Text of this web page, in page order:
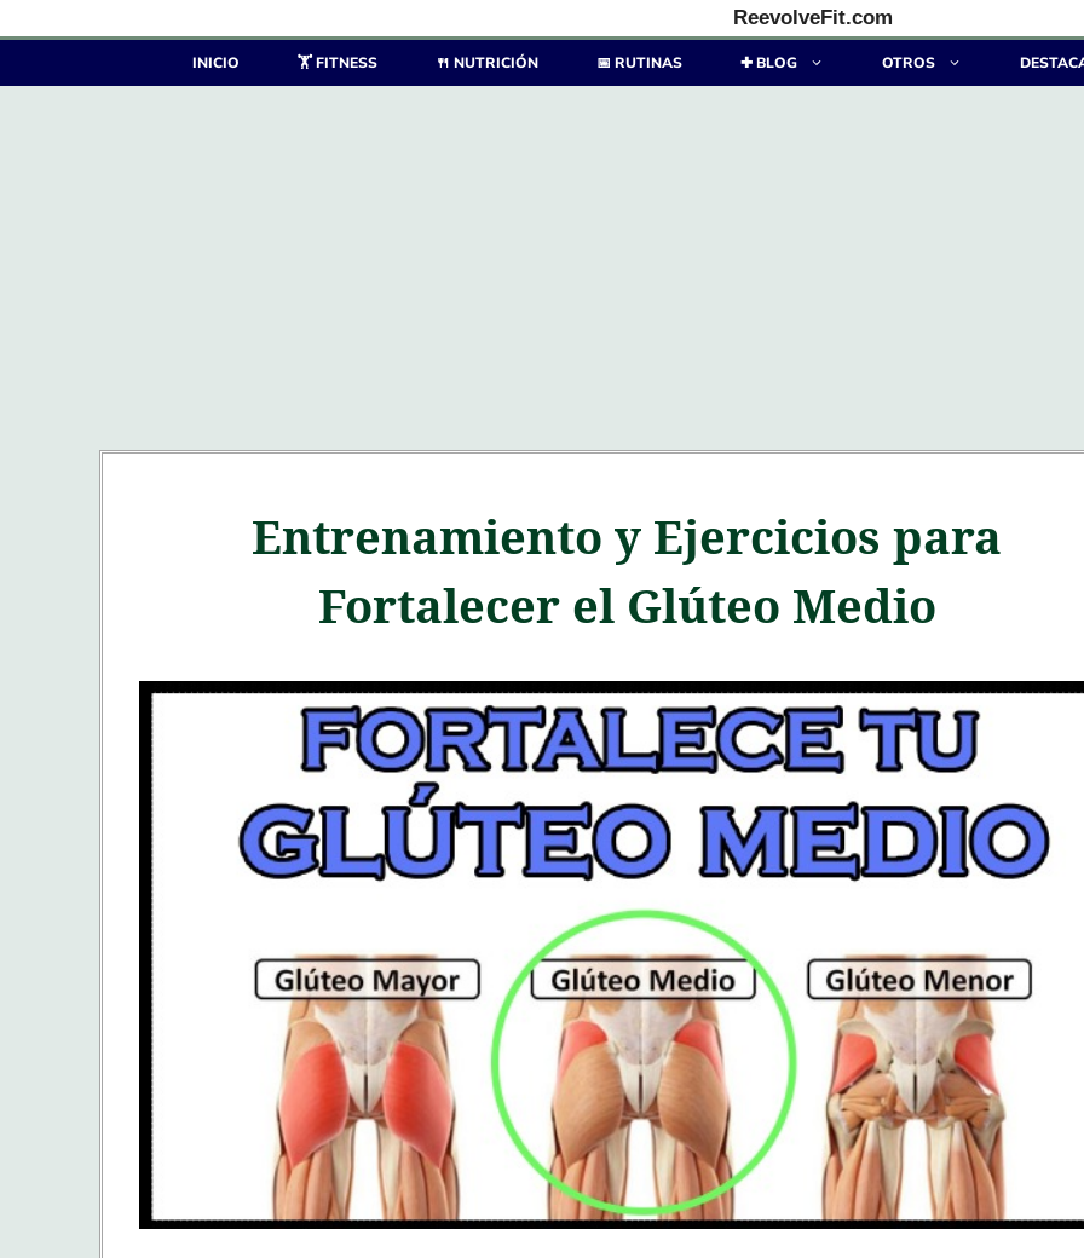
al
ReevolveFit.com
INICIO 🏋️ FITNESS 🍴 NUTRICIÓN 📅 RUTINAS ✚ BLOG OTROS
Entrenamiento y Ejercicios para
Fortalecer el Glúteo Medio